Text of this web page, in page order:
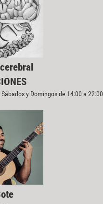
y Domingos de 14:00 a 22:00